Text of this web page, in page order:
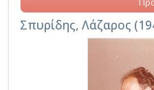
Σπυρίδης, Λάζαρος